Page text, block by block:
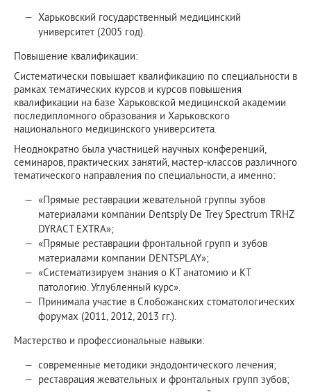
Харьковский государственный медицинский
университет (2005 год).
Повышение квалификации:
Систематически повышает квалификацию по специальности в
рамках тематических курсов и курсов повышения
квалификации на базе Харьковской медицинской академии
последипломного образования и Харьковского
национального медицинского университета.
Неоднократно была участницей научных конференций,
семинаров, практических занятий, мастер-классов различного
тематического направления по специальности, а именно:
«Прямые реставрации жевательной группы зубов
материалами компании Dentsply De Trey Spectrum TRHZ
DYRACT EXTRA»;
«Прямые реставрации фронтальной групп и зубов
материалами компании DENTSPLAY»;
«Систематизируем знания о КТ анатомию и КТ
патологию. Углубленный курс».
Принимала участие в Слобожанских стоматологических
форумах (2011, 2012, 2013 гг.).
Мастерство и профессиональные навыки:
современные методики эндодонтического лечения;
реставрация жевательных и фронтальных групп зубов;